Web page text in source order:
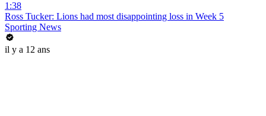
1:38
Ross Tucker: Lions had most disappointing loss in Week 5
Sporting News
il y a 12 ans